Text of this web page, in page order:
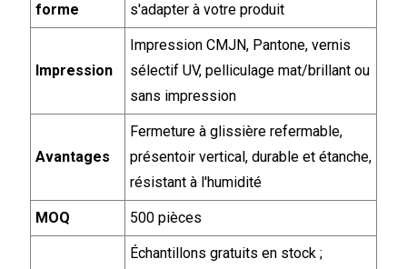
forme
s'adapter à votre produit
Impression
Impression CMJN, Pantone, vernis
sélectif UV, pelliculage mat/brillant ou
sans impression
Avantages
Fermeture à glissière refermable,
présentoir vertical, durable et étanche,
résistant à l'humidité
MOQ 500 pièces
Échantillons gratuits en stock ;